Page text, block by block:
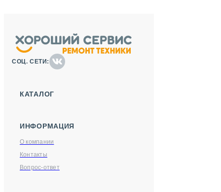
СОЦ. СЕТИ:
КАТАЛОГ
ИНФОРМАЦИЯ
О компании
Контакты
Вопрос-ответ